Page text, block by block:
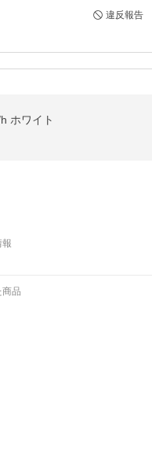
違反報告
ホワイト
報
品